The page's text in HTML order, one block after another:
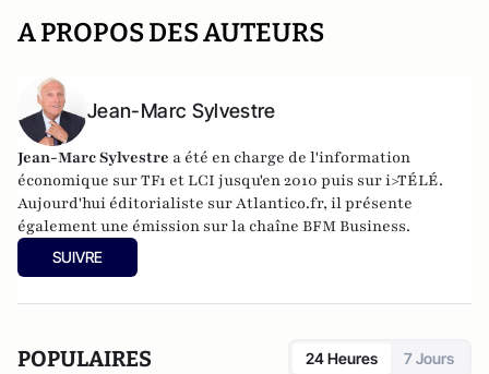
A PROPOS DES AUTEURS
Jean-Marc Sylvestre
Jean-Marc Sylvestre a été en charge de l'information
économique sur TF1 et LCI jusqu'en 2010 puis sur i>TÉLÉ.
Aujourd'hui éditorialiste sur Atlantico.fr, il présente
également une émission sur la chaîne BFM Business.
SUIVRE
POPULAIRES 24 Heures 7 Jours